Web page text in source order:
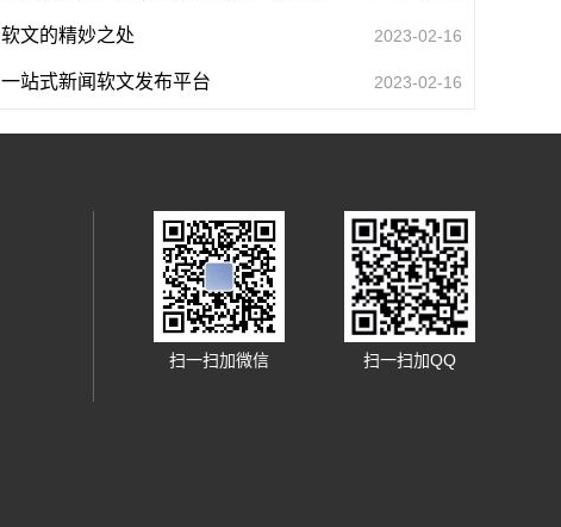
软文的精妙之处 2023-02-16
一站式新闻软文发布平台 2023-02-16
扫一扫加微信 扫一扫加QQ